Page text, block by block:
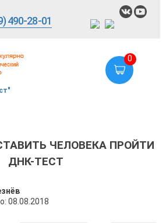
490-28-01
0
ЧЕЛОВЕКА ПРОЙТИ
ДНК-ТЕСТ
08.08.2018